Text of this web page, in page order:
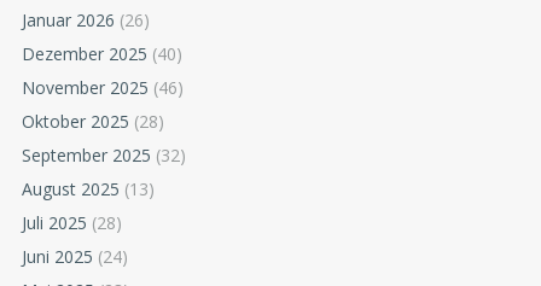
Januar 2026 (26)
Dezember 2025 (40)
November 2025 (46)
Oktober 2025 (28)
September 2025 (32)
August 2025 (13)
Juli 2025 (28)
Juni 2025 (24)